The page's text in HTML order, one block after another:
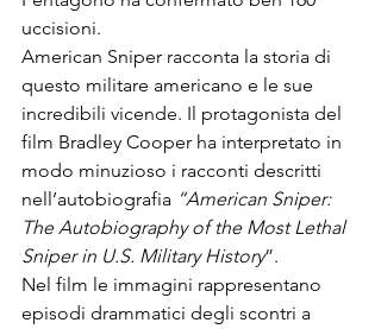
uccisioni.
American Sniper racconta la storia di
questo militare americano e le sue
incredibili vicende. Il protagonista del
film Bradley Cooper ha interpretato in
modo minuzioso i racconti descritti
nell’autobiografia “American Sniper:
The Autobiography of the Most Lethal
Sniper in U.S. Military History”.
Nel film le immagini rappresentano
episodi drammatici degli scontri a